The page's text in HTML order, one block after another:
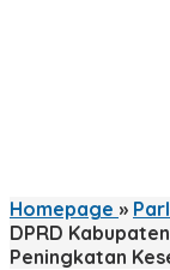
Homepage »
DPRD
Peningkatan